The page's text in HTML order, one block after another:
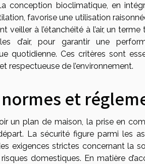
conception bioclimatique, en
favorise une utilisation
veiller à l’étanchéité à l’air, un
d’air, pour garantir une
quotidienne. Ces critères sont
respectueuse de l’environnement.
et
un plan de maison, la prise en
La sécurité figure parmi les
exigences strictes concernant la
domestiques. En matière